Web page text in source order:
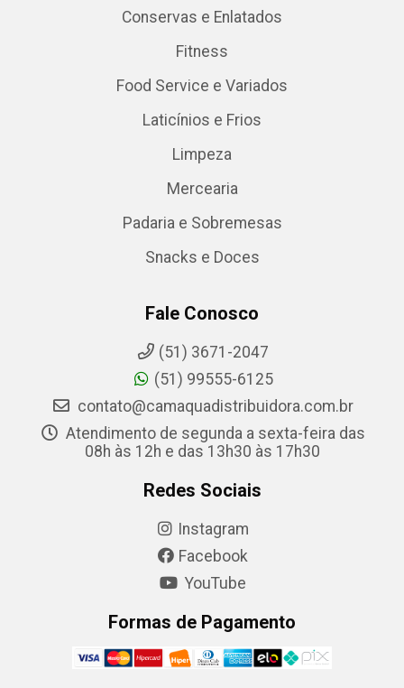
Conservas e Enlatados
Fitness
Food Service e Variados
Laticínios e Frios
Limpeza
Mercearia
Padaria e Sobremesas
Snacks e Doces
Fale Conosco
(51) 3671-2047
(51) 99555-6125
contato@camaquadistribuidora.com.br
Atendimento de segunda a sexta-feira das
08h às 12h e das 13h30 às 17h30
Redes Sociais
Instagram
Facebook
YouTube
Formas de Pagamento